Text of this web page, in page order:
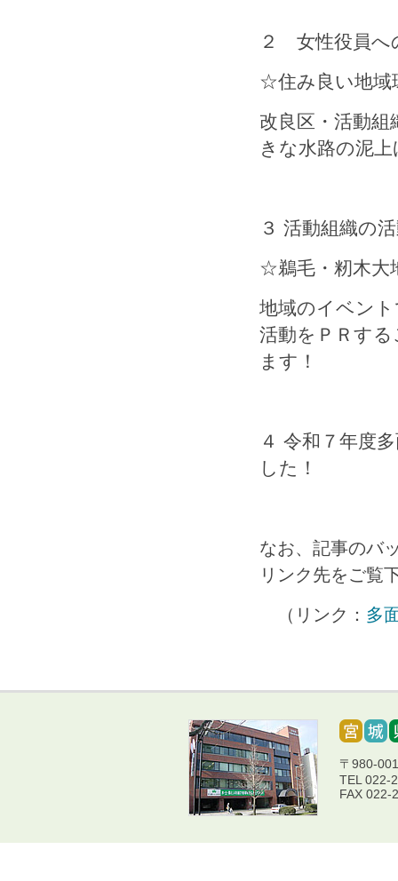
２ 女性役員へ
☆住み良い地域
改良区・活動
きな水路の泥
３ 活動組織の
☆鵜毛・籾木大
地域のイベン
活動をＰＲす
ます！
４ 令和７年度
した！
なお、記事のバ
リンク先をご覧
（リンク： 多
〒980-
TEL 022-
FAX 022-